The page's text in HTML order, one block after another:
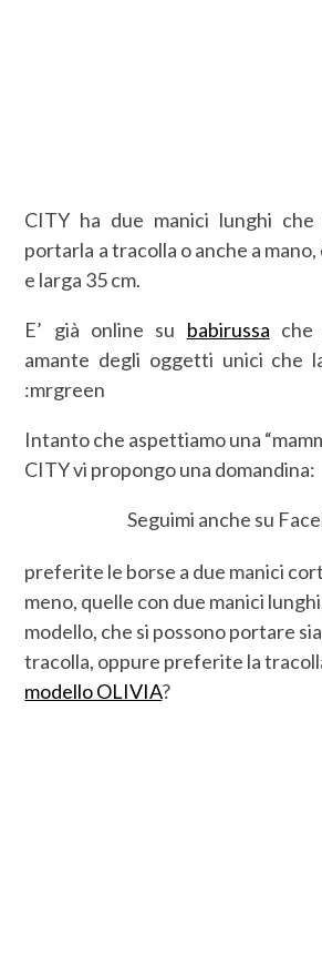
CITY ha due manici lunghi
portarla a tracolla o anche a mano,
e larga 35 cm.
E’ già online su babirussa che
amante degli oggetti unici che
:mrgreen
Intanto che aspettiamo una
CITY vi propongo una domandina:
Seguimi anche su
preferite le borse a due manici
meno, quelle con due manici
modello, che si possono portare
tracolla, oppure preferite la
modello OLIVIA?